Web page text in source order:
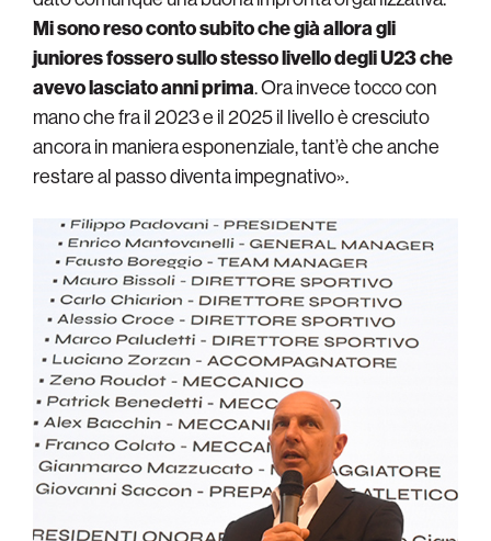
Mi sono reso conto subito che già allora gli
juniores fossero sullo stesso livello degli U23 che
avevo lasciato anni prima. Ora invece tocco con
mano che fra il 2023 e il 2025 il livello è cresciuto
ancora in maniera esponenziale, tant’è che anche
restare al passo diventa impegnativo».